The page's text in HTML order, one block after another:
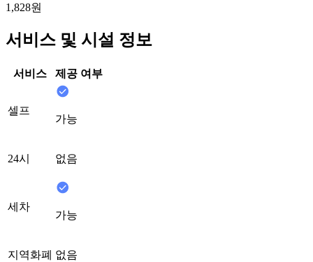
1,828원
서비스 및 시설 정보
서비스 제공 여부
셀프
가능
24시 없음
세차
가능
지역화폐 없음